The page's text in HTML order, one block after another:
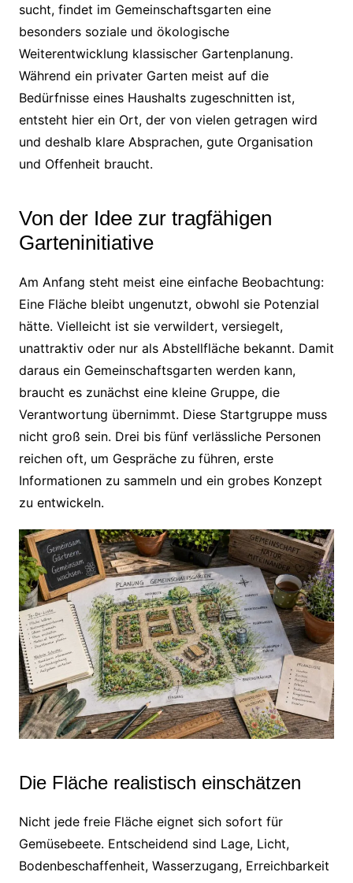
sucht, findet im Gemeinschaftsgarten eine
besonders soziale und ökologische
Weiterentwicklung klassischer Gartenplanung.
Während ein privater Garten meist auf die
Bedürfnisse eines Haushalts zugeschnitten ist,
entsteht hier ein Ort, der von vielen getragen wird
und deshalb klare Absprachen, gute Organisation
und Offenheit braucht.
Von der Idee zur tragfähigen
Garteninitiative
Am Anfang steht meist eine einfache Beobachtung:
Eine Fläche bleibt ungenutzt, obwohl sie Potenzial
hätte. Vielleicht ist sie verwildert, versiegelt,
unattraktiv oder nur als Abstellfläche bekannt. Damit
daraus ein Gemeinschaftsgarten werden kann,
braucht es zunächst eine kleine Gruppe, die
Verantwortung übernimmt. Diese Startgruppe muss
nicht groß sein. Drei bis fünf verlässliche Personen
reichen oft, um Gespräche zu führen, erste
Informationen zu sammeln und ein grobes Konzept
zu entwickeln.
Die Fläche realistisch einschätzen
Nicht jede freie Fläche eignet sich sofort für
Gemüsebeete. Entscheidend sind Lage, Licht,
Bodenbeschaffenheit, Wasserzugang, Erreichbarkeit